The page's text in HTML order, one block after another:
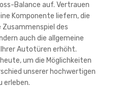
Balance auf. Vertrauen
Komponente liefern, die
des
auch die allgemeine
Autotüren erhöht.
um die Möglichkeiten
unserer hochwertigen
erleben.